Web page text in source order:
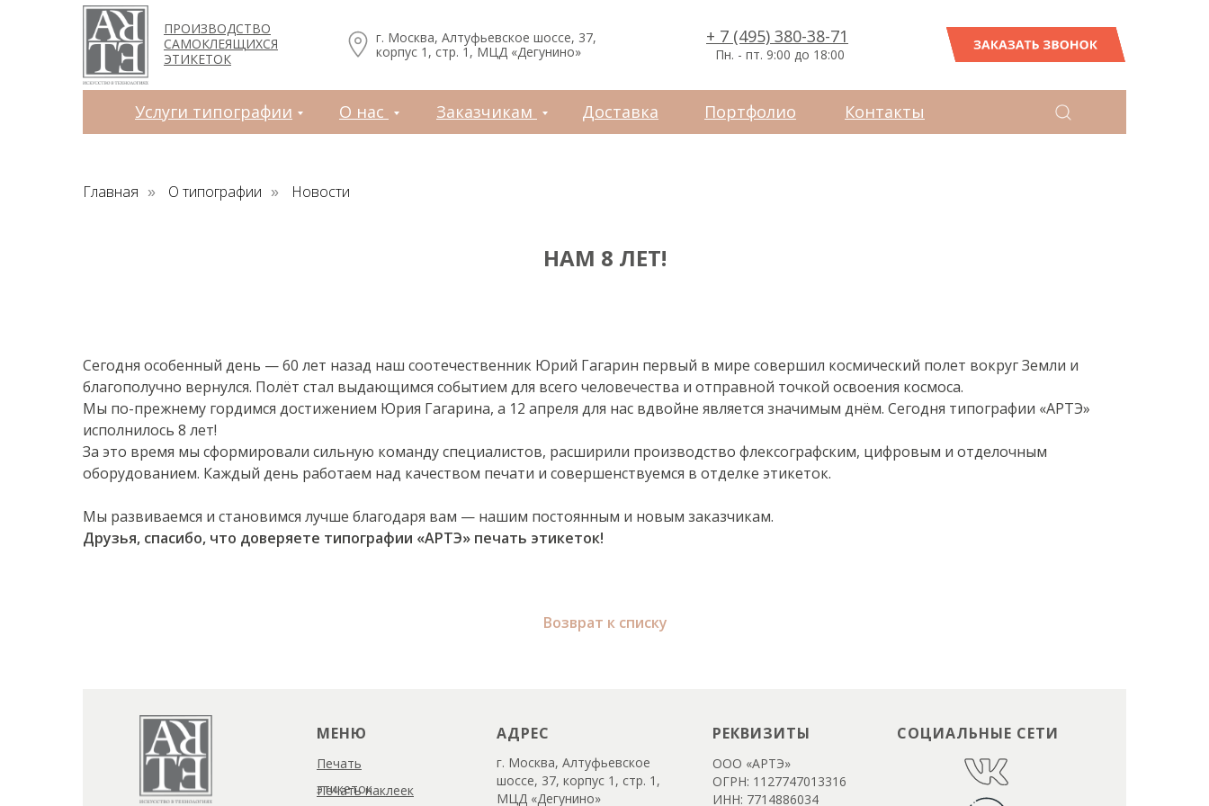
ПРОИЗВОДСТВО
САМОКЛЕЯЩИХСЯ
ЭТИКЕТОК
+ 7 (495) 380-38-71
г. Москва, Алтуфьевское шоссе, 37,
корпус 1, стр. 1, МЦД «Дегунино»
Пн. - пт. 9:00 до 18:00
ЗАКАЗАТЬ ЗВОНОК
Услуги типографии О нас Заказчикам Доставка Портфолио Контакты
Услуги типографии
Главная » О типографии » Новости
НАМ 8 ЛЕТ!
Сегодня особенный день — 60 лет назад наш соотечественник Юрий Гагарин первый в мире совершил космический полет вокруг Земли и
благополучно вернулся. Полёт стал выдающимся событием для всего человечества и отправной точкой освоения космоса.
Мы по-прежнему гордимся достижением Юрия Гагарина, а 12 апреля для нас вдвойне является значимым днём. Сегодня типографии «АРТЭ»
исполнилось 8 лет!
За это время мы сформировали сильную команду специалистов, расширили производство флексографским, цифровым и отделочным
оборудованием. Каждый день работаем над качеством печати и совершенствуемся в отделке этикеток.
Мы развиваемся и становимся лучше благодаря вам — нашим постоянным и новым заказчикам.
Друзья, спасибо, что доверяете типографии «АРТЭ» печать этикеток!
Возврат к списку
МЕНЮ
ООО «АРТЭ»
ОГРН: 1127747013316
ИНН: 7714886034
г. Москва, Алтуфьевское
шоссе, 37, корпус 1, стр. 1,
МЦД «Дегунино»
АДРЕС РЕКВИЗИТЫ СОЦИАЛЬНЫЕ СЕТИ
Печать наклеек
Печать
этикеток